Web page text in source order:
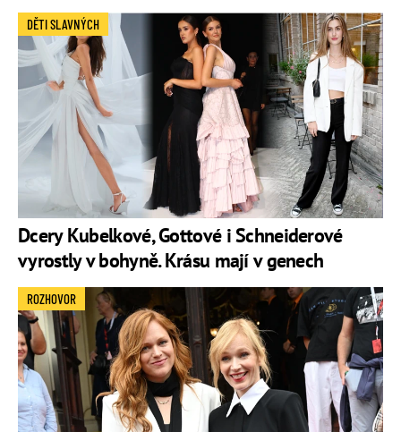
Dcery Kubelkové, Gottové i Schneiderové
vyrostly v bohyně. Krásu mají v genech
DĚTI SLAVNÝCH
ROZHOVOR